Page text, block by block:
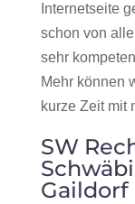
Internetseite
schon von
sehr
Mehr können
kurze Zeit mit
SW
Gaildorf